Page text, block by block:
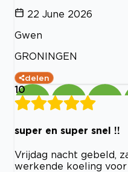
22 June 2026
Gwen
GRONINGEN
delen
10
super en super snel !!
Vrijdag nacht gebeld,
werkende koeling voor